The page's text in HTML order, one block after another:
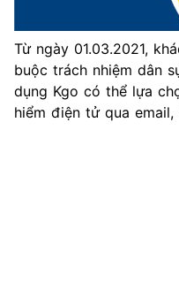
Từ ngày 01.03.2021,
buộc trách nhiệm dân
dụng Kgo có thể lựa
hiểm điện tử qua